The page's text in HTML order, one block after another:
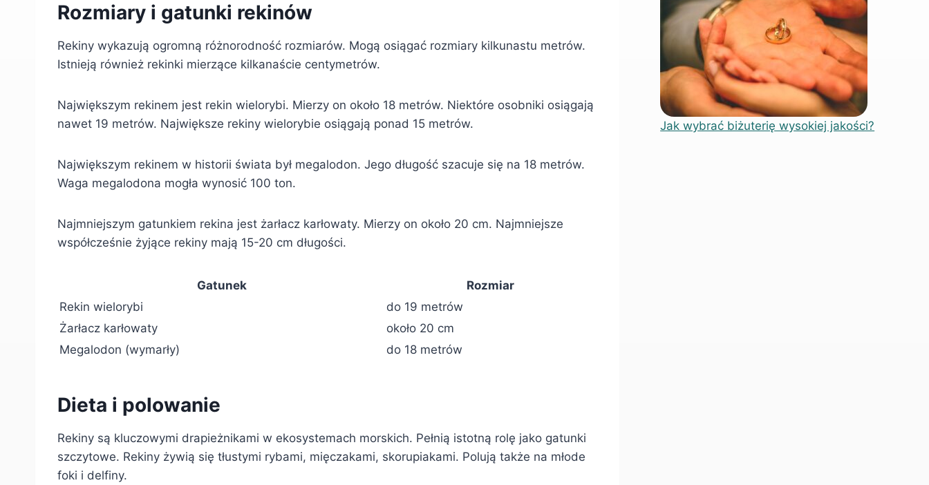
Rozmiary i gatunki rekinów
Rekiny wykazują ogromną różnorodność rozmiarów. Mogą osiągać rozmiary kilkunastu metrów.
Istnieją również rekinki mierzące kilkanaście centymetrów.
Największym rekinem jest rekin wielorybi. Mierzy on około 18 metrów. Niektóre osobniki osiągają
nawet 19 metrów. Największe rekiny wielorybie osiągają ponad 15 metrów.
Największym rekinem w historii świata był megalodon. Jego długość szacuje się na 18 metrów.
Waga megalodona mogła wynosić 100 ton.
Najmniejszym gatunkiem rekina jest żarłacz karłowaty. Mierzy on około 20 cm. Najmniejsze
współcześnie żyjące rekiny mają 15-20 cm długości.
Gatunek
Rozmiar
Rekin wielorybi
do 19 metrów
Żarłacz karłowaty
około 20 cm
Megalodon (wymarły)
do 18 metrów
Dieta i polowanie
Rekiny są kluczowymi drapieżnikami w ekosystemach morskich. Pełnią istotną rolę jako gatunki
szczytowe. Rekiny żywią się tłustymi rybami, mięczakami, skorupiakami. Polują także na młode
foki i delfiny.
Jak wybrać biżuterię wysokiej jakości?